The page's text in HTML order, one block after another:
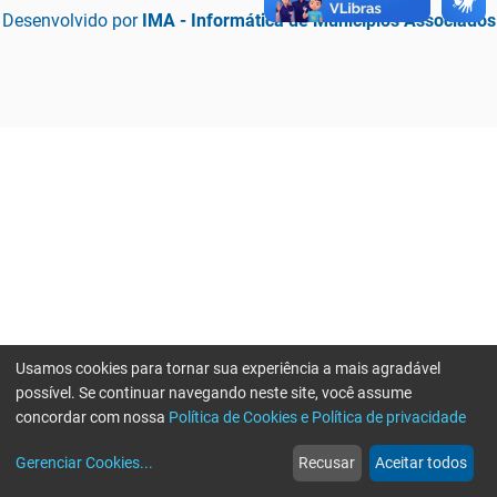
Desenvolvido por IMA - Informática de Municípios Associados
web
Notícias
more_horiz
Mais
Usamos cookies para tornar sua experiência a mais agradável
possível. Se continuar navegando neste site, você assume
concordar com nossa Política de Cookies e Política de privacidade
Gerenciar Cookies... Recusar Aceitar todos
Erro ao enviar informações, por favor tente novamente